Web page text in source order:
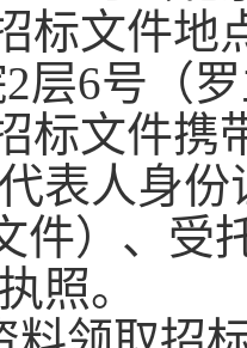
标文件地
层6号（
标文件携
表人身
件）、受
照。